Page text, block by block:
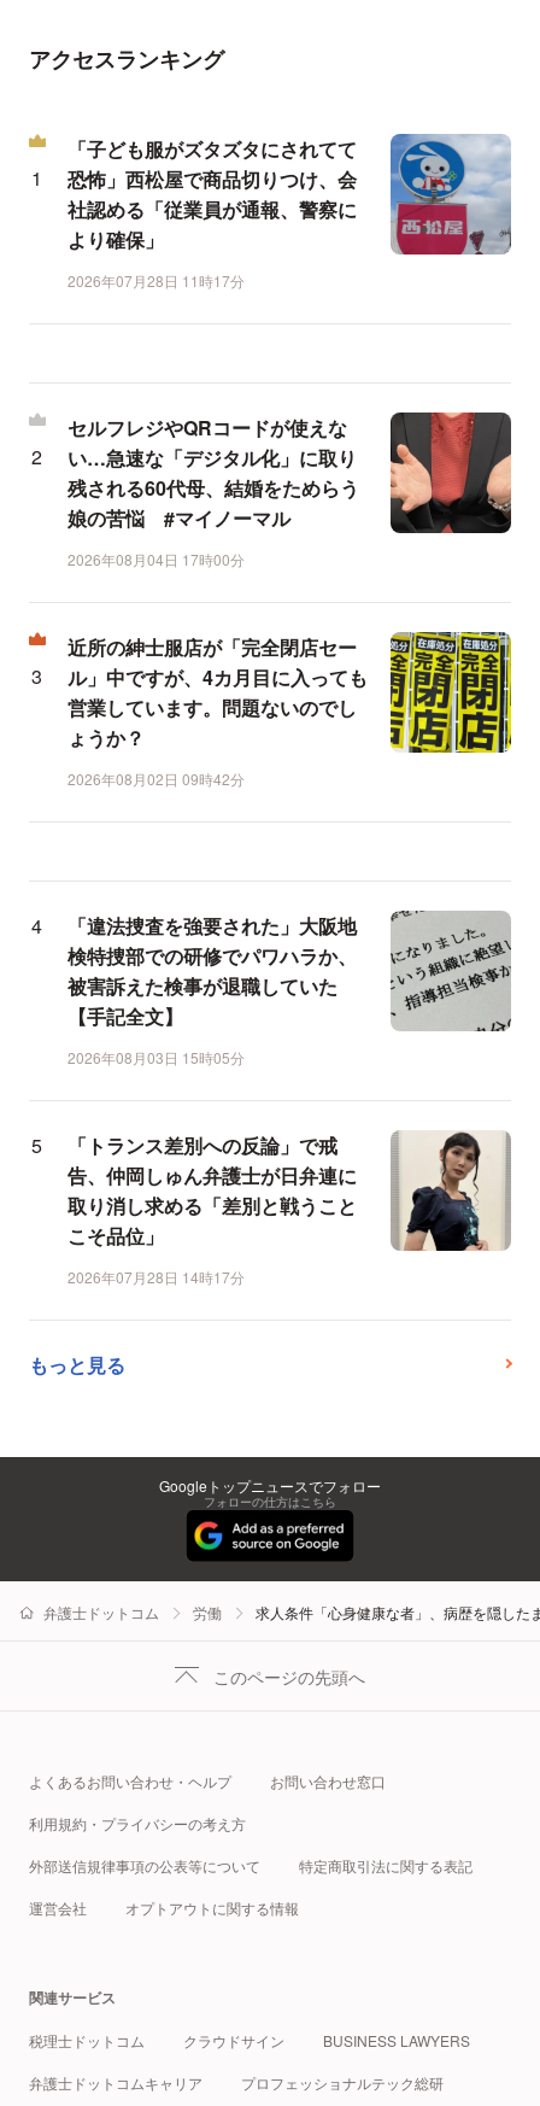
アクセスランキング
「子ども服がズタズタにされてて
恐怖」西松屋で商品切りつけ、会
社認める「従業員が通報、警察に
より確保」
2026年07月28日 11時17分
セルフレジやQRコードが使えな
い…急速な「デジタル化」に取り
残される60代母、結婚をためらう
娘の苦悩 #マイノーマル
2026年08月04日 17時00分
近所の紳士服店が「完全閉店セー
ル」中ですが、4カ月目に入っても
営業しています。問題ないのでし
ょうか？
2026年08月02日 09時42分
「違法捜査を強要された」大阪地
検特捜部での研修でパワハラか、
被害訴えた検事が退職していた
【手記全文】
2026年08月03日 15時05分
「トランス差別への反論」で戒
告、仲岡しゅん弁護士が日弁連に
取り消し求める「差別と戦うこと
こそ品位」
2026年07月28日 14時17分
もっと見る
Googleトップニュースでフォロー
フォローの仕方はこちら
弁護士ドットコム 労働 求人条件「心身健康な者」、病歴を隠した
このページの先頭へ
よくあるお問い合わせ・ヘルプ お問い合わせ窓口
利用規約・プライバシーの考え方
外部送信規律事項の公表等について 特定商取引法に関する表記
運営会社 オプトアウトに関する情報
関連サービス
税理士ドットコム クラウドサイン BUSINESS LAWYERS
弁護士ドットコムキャリア プロフェッショナルテック総研